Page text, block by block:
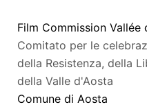
Film Commission Vallée
Comitato per le
della Resistenza, della
della Valle d'Aosta
Comune di Aosta